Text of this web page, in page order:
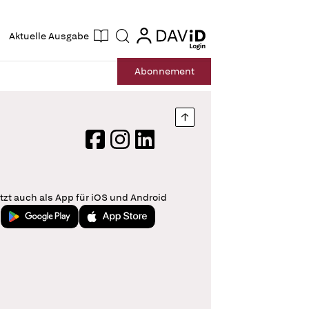
Aktuelle Ausgabe Suche login
login
Abonnement
Nach oben springen
FacebookInstagram
LinkedIn
auch als App für iOS und Android
Jetzt bei Google PlayLaden im App Store